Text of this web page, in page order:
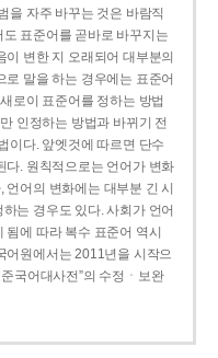
을 자주 바꾸는 것은 바람직
표준어를 곧바로 바꾸지는
변한 지 오래되어 대부분의
말을 하는 경우에는 표준어
로이 표준어를 정하는 방법
인정하는 방법과 바뀌기 전
이다. 앞엣것에 따르면 단수
다. 원칙적으로는 언어가 변화
어의 변화에는 대부분 긴 시
는 경우도 있다. 사회가 언어
에 따라 복수 표준어 역시
어원에서는 2011년을 시작으
국어대사전”의 수정ㆍ보완